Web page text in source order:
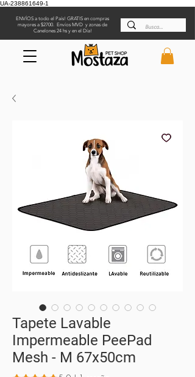
UA-238861649-1
ENVÍOS a todo el País! GRATIS en compras
mayores a $2700. Envíos MVD y zonas de
Canelones 24 hs y en el Día!
Tapete Lavable
Impermeable PeePad
Mesh - M 67x50cm